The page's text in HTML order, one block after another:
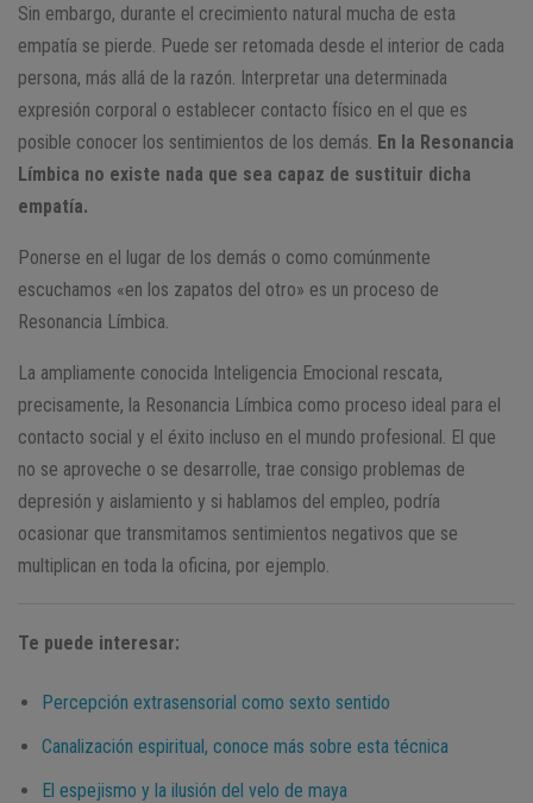
Sin embargo, durante el crecimiento natural mucha de esta
empatía se pierde. Puede ser retomada desde el interior de cada
persona, más allá de la razón. Interpretar una determinada
expresión corporal o establecer contacto físico en el que es
posible conocer los sentimientos de los demás. En la Resonancia
Límbica no existe nada que sea capaz de sustituir dicha
empatía.
Ponerse en el lugar de los demás o como comúnmente
escuchamos «en los zapatos del otro» es un proceso de
Resonancia Límbica.
La ampliamente conocida Inteligencia Emocional rescata,
precisamente, la Resonancia Límbica como proceso ideal para el
contacto social y el éxito incluso en el mundo profesional. El que
no se aproveche o se desarrolle, trae consigo problemas de
depresión y aislamiento y si hablamos del empleo, podría
ocasionar que transmitamos sentimientos negativos que se
multiplican en toda la oficina, por ejemplo.
Te puede interesar:
Percepción extrasensorial como sexto sentido
Canalización espiritual, conoce más sobre esta técnica
El espejismo y la ilusión del velo de maya